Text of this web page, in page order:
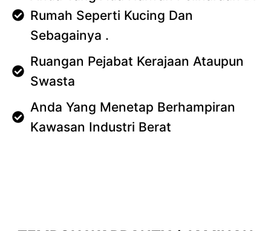
Rumah Seperti Kucing Dan
Sebagainya .
Ruangan Pejabat Kerajaan Ataupun
Swasta
Anda Yang Menetap Berhampiran
Kawasan Industri Berat